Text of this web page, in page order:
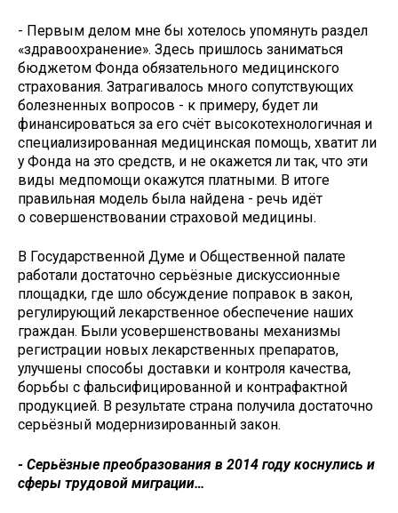
- Первым делом мне бы хотелось упомянуть раздел
«здравоохранение». Здесь пришлось заниматься
бюджетом Фонда обязательного медицинского
страхования. Затрагивалось много сопутствующих
болезненных вопросов - к примеру, будет ли
финансироваться за его счёт высокотехнологичная и
специализированная медицинская помощь, хватит ли
у Фонда на это средств, и не окажется ли так, что эти
виды медпомощи окажутся платными. В итоге
правильная модель была найдена - речь идёт
о совершенствовании страховой медицины.
В Государственной Думе и Общественной палате
работали достаточно серьёзные дискуссионные
площадки, где шло обсуждение поправок в закон,
регулирующий лекарственное обеспечение наших
граждан. Были усовершенствованы механизмы
регистрации новых лекарственных препаратов,
улучшены способы доставки и контроля качества,
борьбы с фальсифицированной и контрафактной
продукцией. В результате страна получила достаточно
серьёзный модернизированный закон.
- Серьёзные преобразования в 2014 году коснулись и
сферы трудовой миграции…